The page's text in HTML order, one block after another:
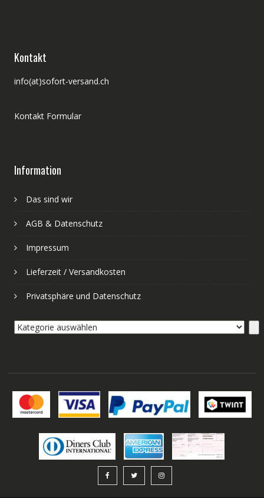
Kontakt
info(at)sofort-versand.ch
Kontakt Formular
Information
Das sind wir
AGB & Datenschutz
Impressum
Lieferzeit / Versandkosten
Privatsphäre und Datenschutz
Kategorie